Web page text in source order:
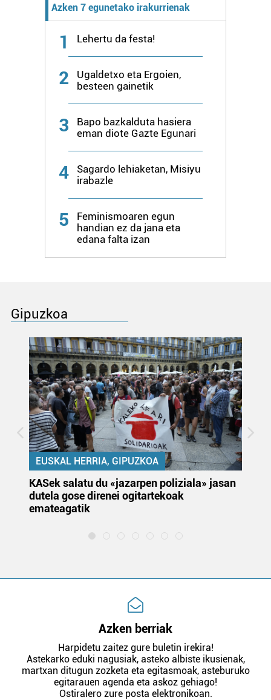
Azken 7 egunetako irakurrienak
1 Lehertu da festa!
2
Ugaldetxo eta Ergoien,
besteen gainetik
3
Bapo bazkalduta hasiera
eman diote Gazte Egunari
4
Sagardo lehiaketan, Misiyu
irabazle
5
Feminismoaren egun
handian ez da jana eta
edana falta izan
Gipuzkoa
EUSKAL HERRIA, GIPUZKOA
KASek salatu du «jazarpen poliziala» jasan
dutela gose direnei ogitartekoak
emateagatik
Azken berriak
Harpidetu zaitez gure buletin irekira!
Astekarko eduki nagusiak, asteko albiste ikusienak,
martxan ditugun zozketa eta egitasmoak, asteburuko
egitarauen agenda eta askoz gehiago!
Ostiralero zure posta elektronikoan.